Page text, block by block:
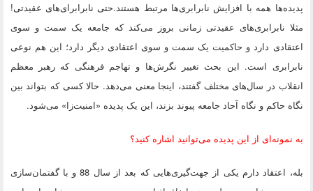
پدیده‌ها همه با افزایش نابرابری‌ها مرتبط هستند.حتی نابرابرای‌های عقیدتی!
مثلا نابرابری‌های عقیدتی زمانی بروز می‌کند که جامعه یک سمت و سوی
اعتقادی دارد و حاکمیت یک سمت و سوی اعتقادی دیگر دارد؛ این هم نوعی
نابرابری است. این بحث تغییر نگرش‌ها و تهاجم فرهنگی که رهبر معظم
انقلاب در سال‌های مختلف گفتند، اینجا معنی می‌دهد. حالا کسی که بتواند بین
نگاه حاکم و نگاه آحاد جامعه پیوند بزند، این یک پدیده «امنیت‌زا» می‌شود.
به نمونه‌ای از این پدیده می‌توانید اشاره کنید؟
بله، اعتقاد دارم یکی از جهت‌گیری‌هایی که بعد از سال 88 و با گفتمان‌سازی